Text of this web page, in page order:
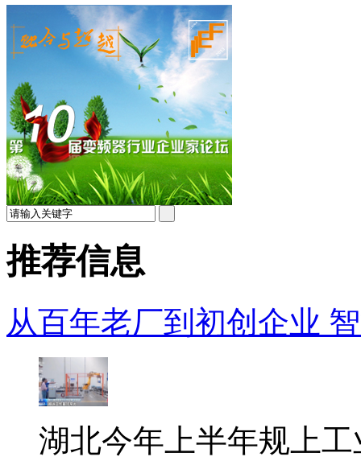
推荐信息
从百年老厂到初创企业
湖北今年上半年规上